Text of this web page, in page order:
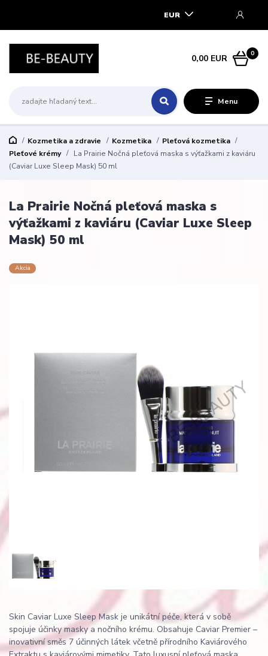
Menu
EUR
0
0,00 EUR
Kozmetika a zdravie Kozmetika
Pleťová kozmetika
Pleťové krémy
La Prairie Nočná pleťová maska s výťažkami z kaviáru
(Caviar Luxe Sleep Mask) 50 ml
La Prairie Nočná pleťová maska s
výťažkami z kaviáru (Caviar Luxe Sleep
Mask) 50 ml
Akcia
Skin Caviar Luxe Sleep Mask je unikátní péče, která v sobě
spojuje účinky masky a nočního krému. Obsahuje Caviar Premier –
inovativní směs 7 účinných látek včetně přírodního Kaviárového